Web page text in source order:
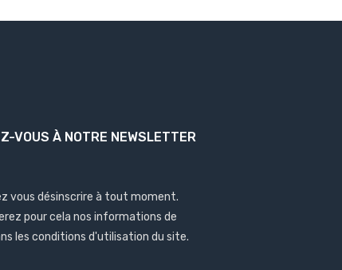
VOUS À NOTRE NEWSLETTER
vous désinscrire à tout moment.
pour cela nos informations de
les conditions d'utilisation du site.